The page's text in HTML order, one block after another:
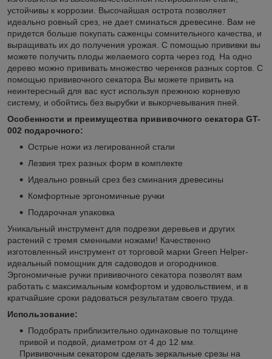
устойчивы к коррозии. Высочайшая острота позволяет
идеально ровный срез, не дает сминаться древесине. Вам не
придется больше покупать саженцы сомнительного качества, и
выращивать их до получения урожая. С помощью прививки вы
можете получить плоды желаемого сорта через год. На одно
дерево можно прививать множество черенков разных сортов. С
помощью прививочного секатора Вы можете привить на
неинтересный для вас куст используя прежнюю корневую
систему, и обойтись без вырубки и выкорчевывания пней.
Особенности и преимущества прививочного секатора GT-
002 подарочного:
Острые ножи из легированной стали
Лезвия трех разных форм в комплекте
Идеально ровный срез без сминания древесины
Комфортные эргономичные ручки
Подарочная упаковка
Уникальный инструмент для подрезки деревьев и других
растений с тремя сменными ножами! Качественно
изготовленный инструмент от торговой марки Green Helper-
идеальный помощник для садоводов и огородников.
Эргономичные ручки прививочного секатора позволят вам
работать с максимальным комфортом и удовольствием, и в
кратчайшие сроки радоваться результатам своего труда.
Использование:
Подобрать приблизительно одинаковые по толщине
привой и подвой, диаметром от 4 до 12 мм.
Прививочным секатором сделать зеркальные срезы на